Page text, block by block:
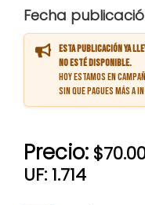
Fecha
Esta publicación ya
no esté disponible.
Hoy estamos en
sin que pagues más a
Precio:
UF: 1.714